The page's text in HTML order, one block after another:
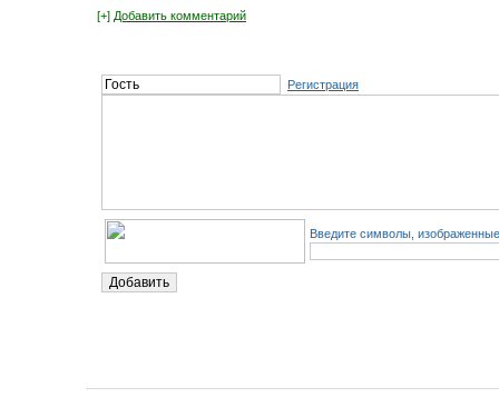
[+] Добавить комментарий
Регистрация
Введите символы,